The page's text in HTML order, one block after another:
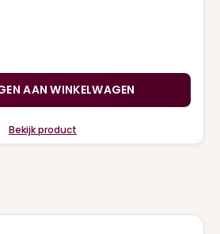
AAN WINKELWAGEN
Bekijk product